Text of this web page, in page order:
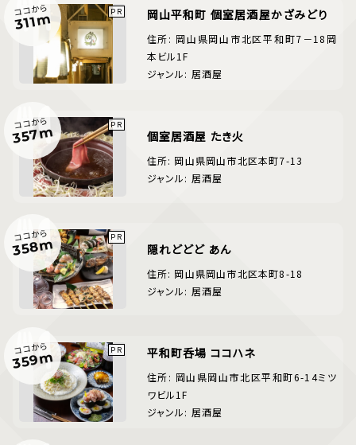
ココから
311m 岡山平和町 個室居酒屋かざみどり
住所: 岡山県岡山市北区平和町7－18岡
本ビル1F
ジャンル: 居酒屋
ココから
357m 個室居酒屋 たき火
住所: 岡山県岡山市北区本町7-13
ジャンル: 居酒屋
ココから
358m 隠れどどど あん
住所: 岡山県岡山市北区本町8-18
ジャンル: 居酒屋
ココから
359m 平和町呑場 ココハネ
住所: 岡山県岡山市北区平和町6-14ミツ
ワビル1F
ジャンル: 居酒屋